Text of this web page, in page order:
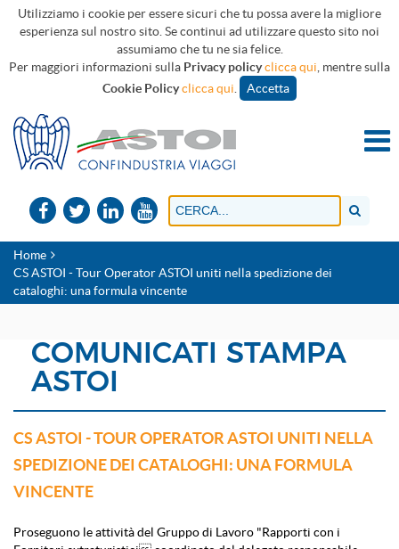
Utilizziamo i cookie per essere sicuri che tu possa avere la migliore
esperienza sul nostro sito. Se continui ad utilizzare questo sito noi
assumiamo che tu ne sia felice.
Per maggiori informazioni sulla Privacy policyclicca qui , mentre sulla
Cookie Policyclicca qui Accetta
Home
CS ASTOI - Tour Operator ASTOI uniti nella spedizione dei
cataloghi: una formula vincente
COMUNICATI STAMPA
ASTOI
CS ASTOI - TOUR OPERATOR ASTOI UNITI NELLA
SPEDIZIONE DEI CATALOGHI: UNA FORMULA
VINCENTE
Proseguono le attività del Gruppo di Lavoro "Rapporti con i